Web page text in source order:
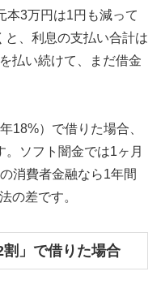
本3万円は1円も減って
と、利息の支払い合計は
払い続けて、まだ借金
18%）で借りた場合、
ソフト闇金では1ヶ月
消費者金融なら1年間
の差です。
」で借りた場合